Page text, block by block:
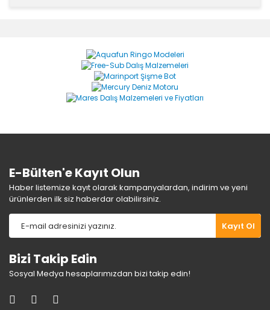
Yorum Yaz
Ürün resmi kalitesiz, bozuk veya görüntülenemiyor.
Ürün açıklamasında eksik bilgiler bulunuyor.
Ürün bilgilerinde hatalar bulunuyor.
E-Bülten'e Kayıt Olun
Haber listemize kayıt olarak kampanyalardan, indirim ve yeni
ürünlerden ilk siz haberdar olabilirsiniz.
Kayıt Ol
Bizi Takip Edin
Sosyal Medya hesaplarımızdan bizi takip edin!